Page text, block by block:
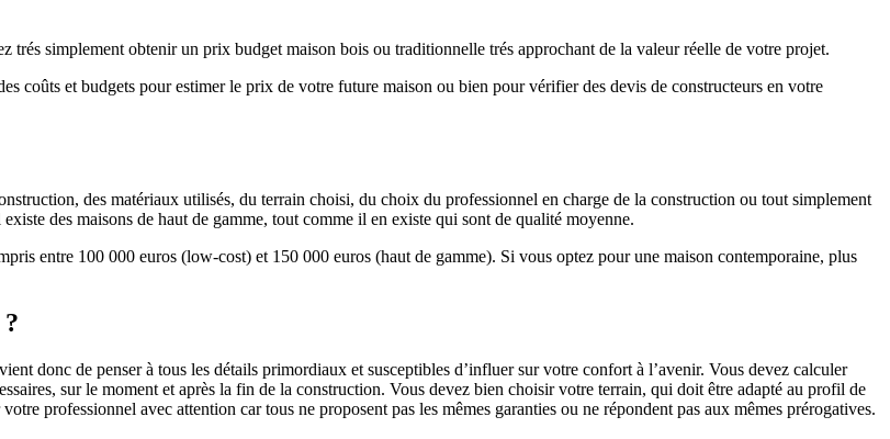
simplement obtenir un prix budget maison bois ou traditionnelle trés approchant de la valeur réelle de votre projet.
coûts et budgets pour estimer le prix de votre future maison ou bien pour vérifier des devis de constructeurs en votre
des matériaux utilisés, du terrain choisi, du choix du professionnel en charge de la construction ou tout simplement
des maisons de haut de gamme, tout comme il en existe qui sont de qualité moyenne.
entre 100 000 euros (low-cost) et 150 000 euros (haut de gamme). Si vous optez pour une maison contemporaine, plus
donc de penser à tous les détails primordiaux et susceptibles d’influer sur votre confort à l’avenir. Vous devez calculer
sur le moment et après la fin de la construction. Vous devez bien choisir votre terrain, qui doit être adapté au profil de
professionnel avec attention car tous ne proposent pas les mêmes garanties ou ne répondent pas aux mêmes prérogatives.